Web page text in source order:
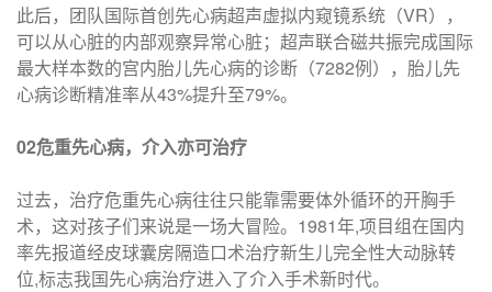
此后，团队国际首创先心病超声虚拟内窥镜系统（VR），
可以从心脏的内部观察异常心脏；超声联合磁共振完成国际
最大样本数的宫内胎儿先心病的诊断（7282例），胎儿先
心病诊断精准率从43%提升至79%。
02危重先心病，介入亦可治疗
过去，治疗危重先心病往往只能靠需要体外循环的开胸手
术，这对孩子们来说是一场大冒险。1981年,项目组在国内
率先报道经皮球囊房隔造口术治疗新生儿完全性大动脉转
位,标志我国先心病治疗进入了介入手术新时代。